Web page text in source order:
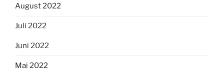
August 2022
Juli 2022
Juni 2022
Mai 2022